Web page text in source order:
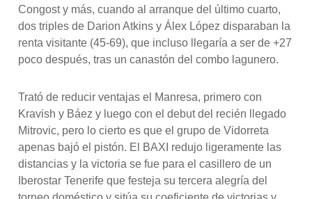
Congost y más, cuando al arranque del último cuarto,
dos triples de Darion Atkins y Álex López disparaban la
renta visitante (45-69), que incluso llegaría a ser de +27
poco después, tras un canastón del combo lagunero.
Trató de reducir ventajas el Manresa, primero con
Kravish y Báez y luego con el debut del recién llegado
Mitrovic, pero lo cierto es que el grupo de Vidorreta
apenas bajó el pistón. El BAXI redujo ligeramente las
distancias y la victoria se fue para el casillero de un
Iberostar Tenerife que festeja su tercera alegría del